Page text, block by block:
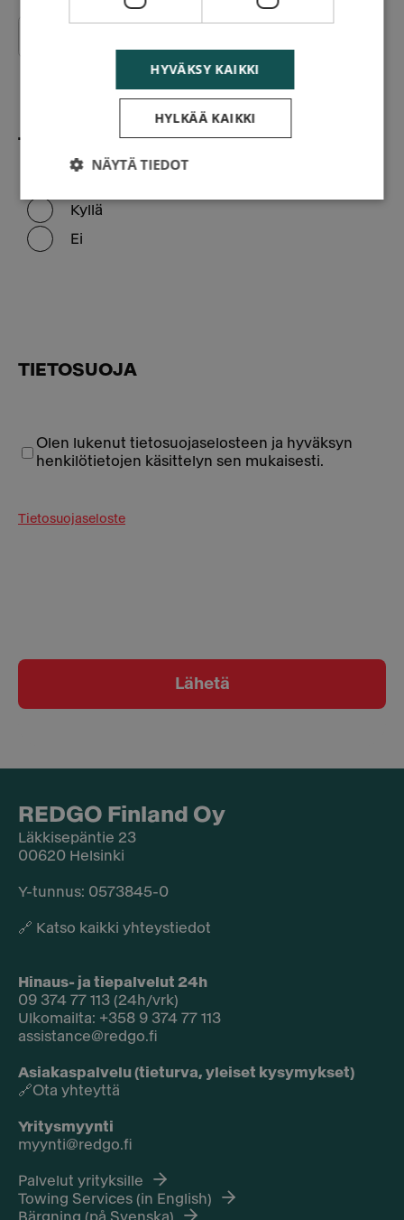
TOIVON YHTEYDENOTTOA
Kyllä
Ei
TIETOSUOJA
Olen lukenut tietosuojaselosteen ja hyväksyn
henkilötietojen käsittelyn sen mukaisesti.
Tietosuojaseloste
Lähetä
REDGO Finland Oy
Läkkisepäntie 23
00620 Helsinki
Y-tunnus: 0573845-0​
🔗 Katso kaikki yhteystiedot
Hinaus- ja tiepalvelut 24h
09 374 77 113 (24h/vrk)
Ulkomailta: +358 9 374 77 113
assistance@redgo.fi
Asiakaspalvelu (tieturva, yleiset kysymykset)
🔗Ota yhteyttä
Yritysmyynti
myynti@redgo.fi
Palvelut yrityksille
Towing Services (in English)
Bärgning (på Svenska)
HYVÄKSY KAIKKI
HYLKÄÄ KAIKKI
NÄYTÄ TIEDOT